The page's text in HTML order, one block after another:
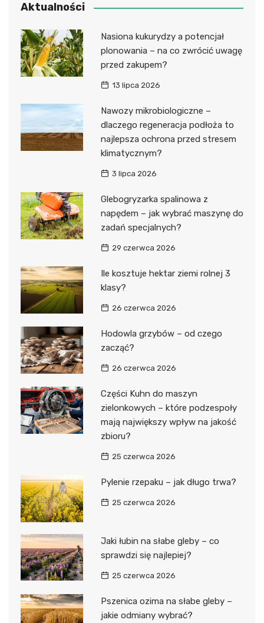
Aktualności
Nasiona kukurydzy a potencjał
plonowania – na co zwrócić uwagę
przed zakupem?
13 lipca 2026
Nawozy mikrobiologiczne –
dlaczego regeneracja podłoża to
najlepsza ochrona przed stresem
klimatycznym?
3 lipca 2026
Glebogryzarka spalinowa z
napędem – jak wybrać maszynę do
zadań specjalnych?
29 czerwca 2026
Ile kosztuje hektar ziemi rolnej 3
klasy?
26 czerwca 2026
Hodowla grzybów – od czego
zacząć?
26 czerwca 2026
Części Kuhn do maszyn
zielonkowych – które podzespoły
mają największy wpływ na jakość
zbioru?
25 czerwca 2026
Pylenie rzepaku – jak długo trwa?
25 czerwca 2026
Jaki łubin na słabe gleby – co
sprawdzi się najlepiej?
25 czerwca 2026
Pszenica ozima na słabe gleby –
jakie odmiany wybrać?